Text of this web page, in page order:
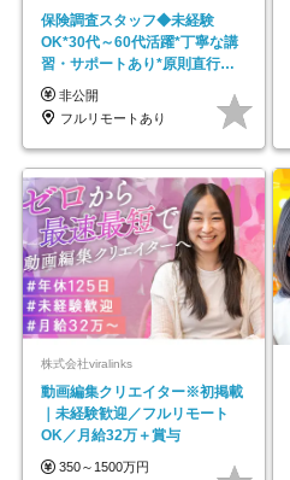
保険調査スタッフ◆未経験
OK*30代～60代活躍*丁寧な講
習・サポートあり*原則直行直
帰／全国募集・業務委託
非公開
フルリモートあり
株式会社viralinks
動画編集クリエイター※初掲載
｜未経験歓迎／フルリモート
OK／月給32万＋賞与
350～1500万円